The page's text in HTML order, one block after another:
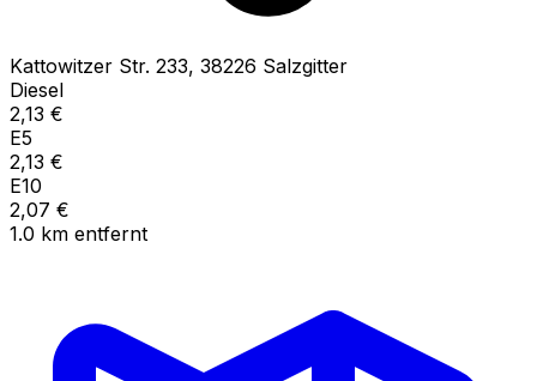
Kattowitzer Str. 233, 38226 Salzgitter
Diesel
2,13 €
E5
2,13 €
E10
2,07 €
1.0 km entfernt